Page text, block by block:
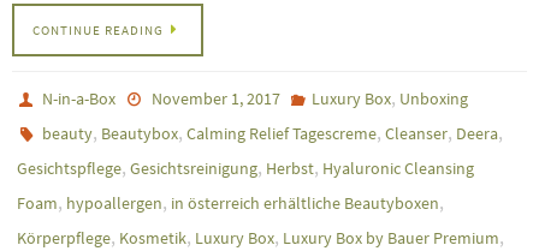
CONTINUE READING
N-in-a-Box November 1, 2017 Luxury Box, Unboxing
beauty, Beautybox,Calming Relief Tagescreme,Cleanser, Deera,
Gesichtspflege, Gesichtsreinigung, Herbst, Hyaluronic Cleansing
Foam, hypoallergen, in österreich erhältliche Beautyboxen,
Körperpflege, Kosmetik, Luxury Box, Luxury Box by Bauer Premium,